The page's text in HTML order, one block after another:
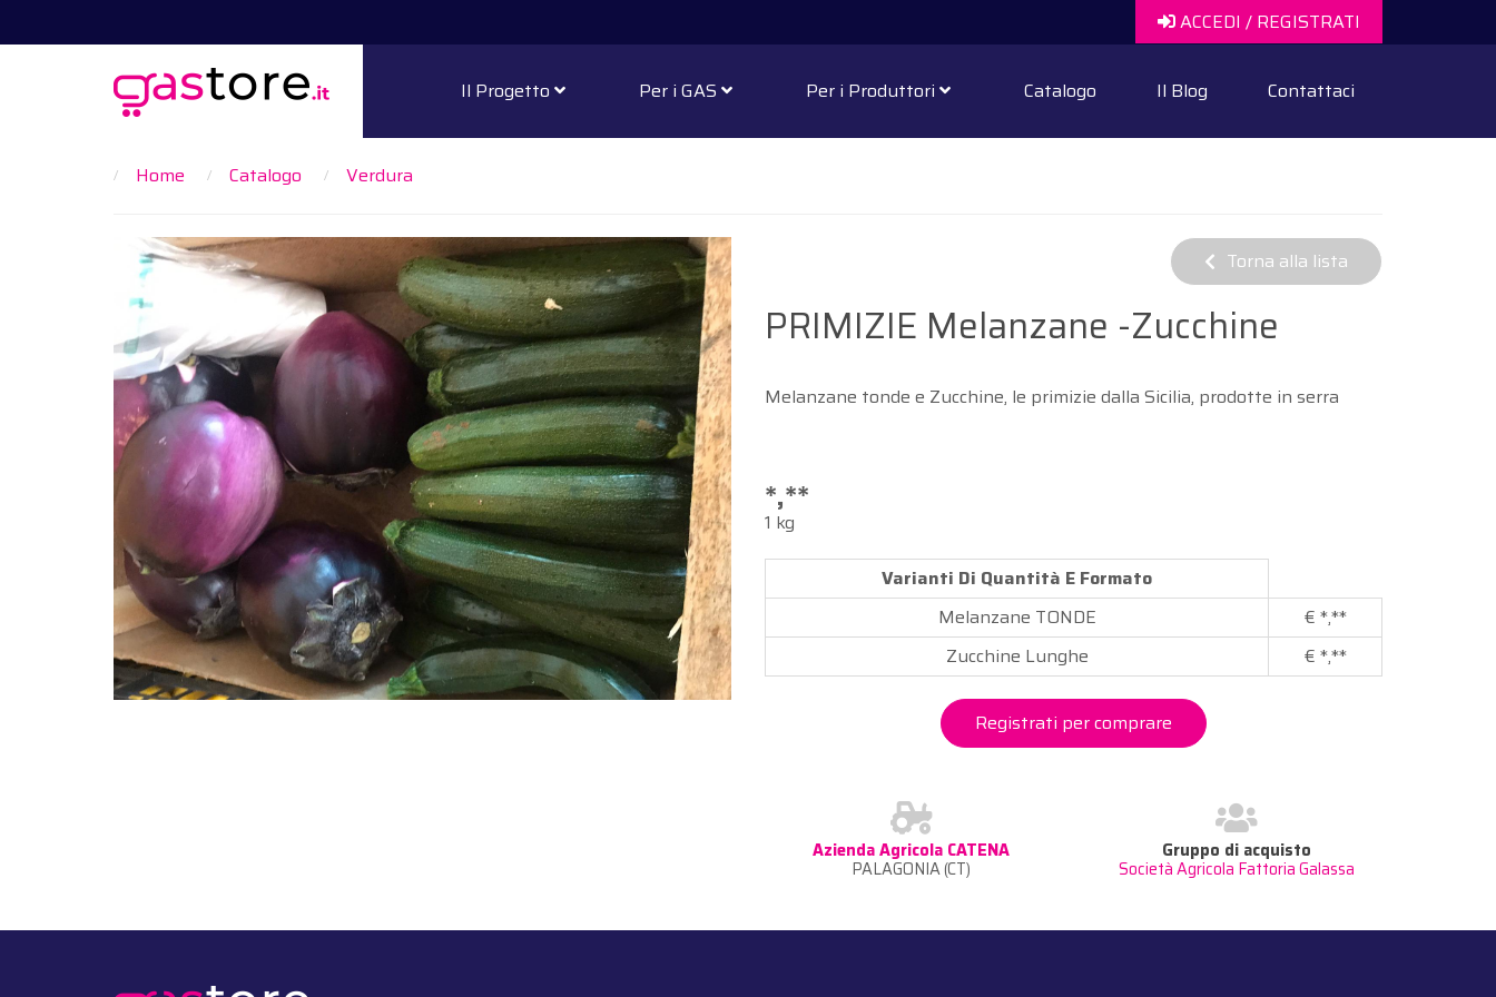
ACCEDI / REGISTRATI
Il Progetto Per i GAS Per i Produttori Catalogo Il Blog Contattaci
Home Catalogo Verdura
Torna alla lista
PRIMIZIE Melanzane -Zucchine
Melanzane tonde e Zucchine, le primizie dalla Sicilia, prodotte in serra
*,**
1 kg
Varianti Di Quantità E Formato
Melanzane TONDE
€ *,**
Zucchine Lunghe
€ *,**
Registrati per comprare
Azienda Agricola CATENA
PALAGONIA (CT)
Gruppo di acquisto
Società Agricola Fattoria Galassa